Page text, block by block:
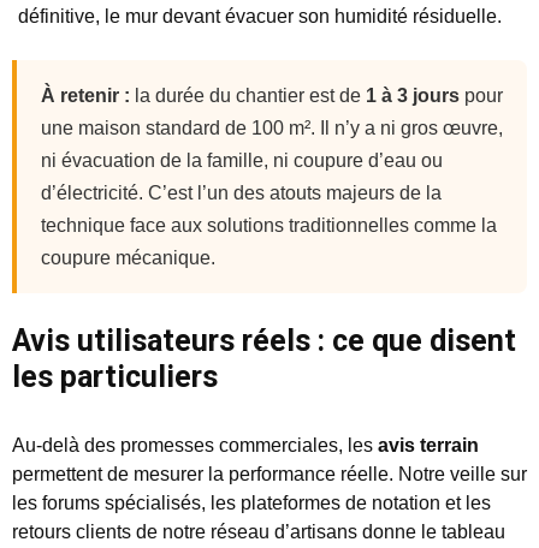
définitive, le mur devant évacuer son humidité résiduelle.
À retenir : la durée du chantier est de 1 à 3 jours pour
une maison standard de 100 m². Il n’y a ni gros œuvre,
ni évacuation de la famille, ni coupure d’eau ou
d’électricité. C’est l’un des atouts majeurs de la
technique face aux solutions traditionnelles comme la
coupure mécanique.
Avis utilisateurs réels : ce que disent
les particuliers
Au-delà des promesses commerciales, les avis terrain
permettent de mesurer la performance réelle. Notre veille sur
les forums spécialisés, les plateformes de notation et les
retours clients de notre réseau d’artisans donne le tableau